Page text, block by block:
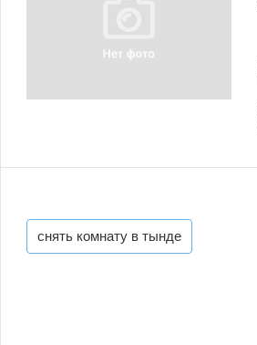
снять комнату в тынде